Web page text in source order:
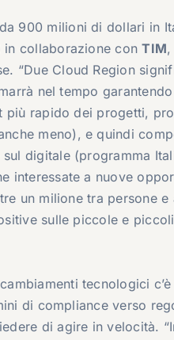
900 milioni di dollari in
in collaborazione conTIM,
“Due Cloud Region
nel tempo
rapido dei progetti,
meno), e quindi
digitale (programma
interessate a nuove
un milione tra persone e
sulle piccole e
tecnologici
di compliance verso
di agire in velocità.